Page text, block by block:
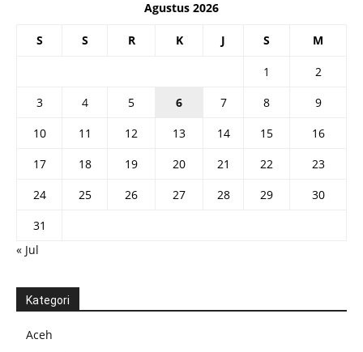
Agustus 2026
S S R K J S M
1
2
3
4 5 6 7 8
9
10
11 12 13 14 15
16
17
18 19 20 21 22
23
24
25 26 27 28 29
30
31
« Jul
Kategori
Aceh